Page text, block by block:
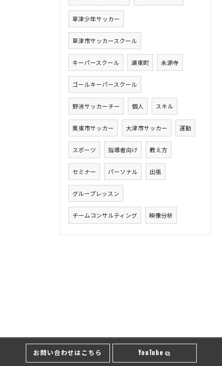
草津少年サッカー
草津市サッカースクール
キーパースクール 湖東町 永源寺
ゴールキーパースクール
野洲サッカーチー 個人 スキル
栗東市サッカー 大津市サッカー 運動
スポーツ 指導者向け 教え方
セミナー パーソナル 出張
グループレッスン
チームコンサルティング 映像分析
お問い合わせはこちら YouTube